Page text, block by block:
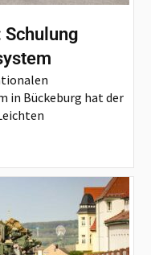
in Bückeburg hat der